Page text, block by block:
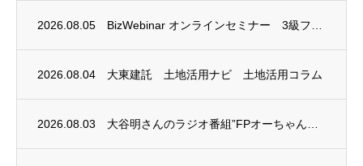
2026.08.05
2026.08.04 大東建託 土地活用ナビ 土地活用コラム
2026.08.03